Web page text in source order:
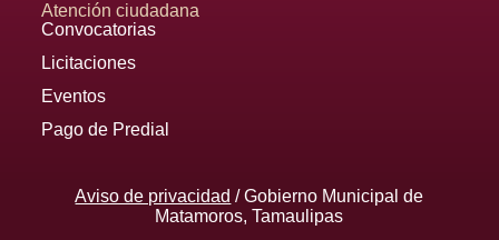
Atención ciudadana
Convocatorias
Licitaciones
Eventos
Pago de Predial
Aviso de privacidad / Gobierno Municipal de
Matamoros, Tamaulipas